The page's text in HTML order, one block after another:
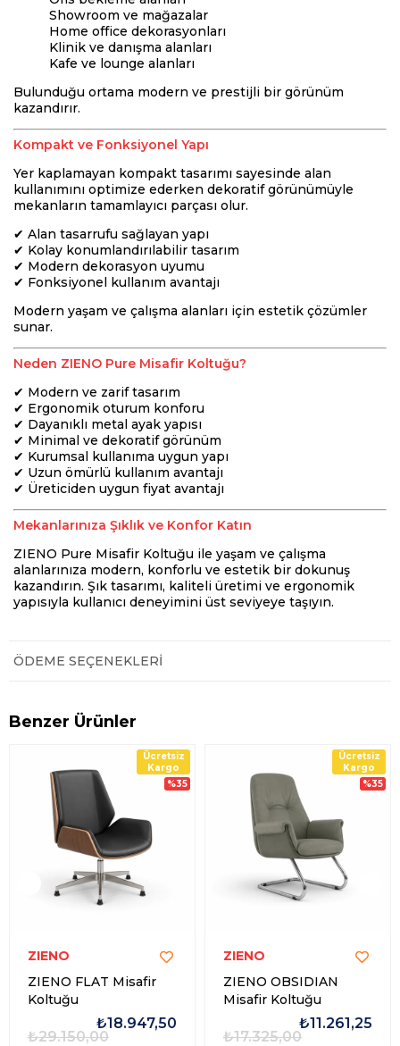
Showroom ve mağazalar
Home office dekorasyonları
Klinik ve danışma alanları
Kafe ve lounge alanları
Bulunduğu ortama modern ve prestijli bir görünüm
kazandırır.
Kompakt ve Fonksiyonel Yapı
Yer kaplamayan kompakt tasarımı sayesinde alan
kullanımını optimize ederken dekoratif görünümüyle
mekanların tamamlayıcı parçası olur.
✔ Alan tasarrufu sağlayan yapı
✔ Kolay konumlandırılabilir tasarım
✔ Modern dekorasyon uyumu
✔ Fonksiyonel kullanım avantajı
Modern yaşam ve çalışma alanları için estetik çözümler
sunar.
Neden ZIENO Pure Misafir Koltuğu?
✔ Modern ve zarif tasarım
✔ Ergonomik oturum konforu
✔ Dayanıklı metal ayak yapısı
✔ Minimal ve dekoratif görünüm
✔ Kurumsal kullanıma uygun yapı
✔ Uzun ömürlü kullanım avantajı
✔ Üreticiden uygun fiyat avantajı
Mekanlarınıza Şıklık ve Konfor Katın
ZIENO Pure Misafir Koltuğu ile yaşam ve çalışma
alanlarınıza modern, konforlu ve estetik bir dokunuş
kazandırın. Şık tasarımı, kaliteli üretimi ve ergonomik
yapısıyla kullanıcı deneyimini üst seviyeye taşıyın.
ÖDEME SEÇENEKLERI
Benzer Ürünler
ZIENO
ZIENO FLAT Misafir
Koltuğu
₺18.947,50
₺29.150,00
Ücretsiz
Kargo
%35
ZIENO
ZIENO OBSIDIAN
Misafir Koltuğu
₺11.261,25
₺17.325,00
Ücretsiz
Kargo
%35